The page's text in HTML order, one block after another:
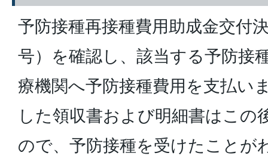
予防接種再接種費用助成金交付
号）を確認し、該当する予防接
療機関へ予防接種費用を支払い
した領収書および明細書はこの
ので、予防接種を受けたことが